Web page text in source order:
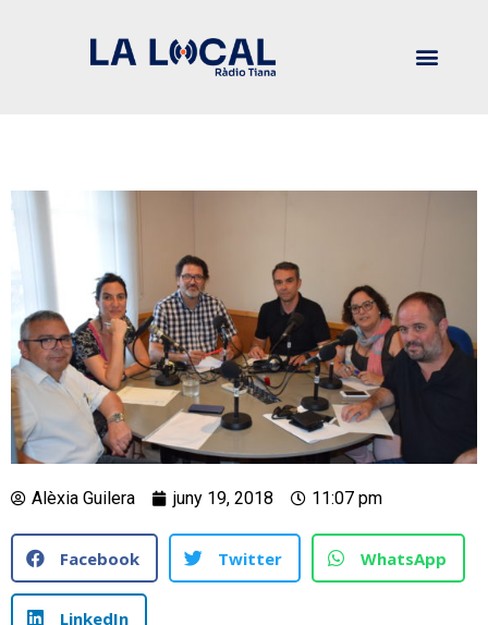
Alèxia Guilera juny 19, 2018 11:07 pm
Facebook Twitter WhatsApp
LinkedIn